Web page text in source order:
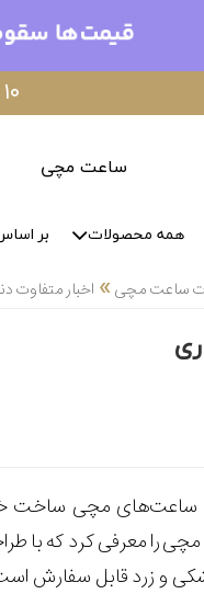
ساعت مچی
همه محصولات بر
ساعت مچی» اخبار متفاوت
و زرد قابل سفارش